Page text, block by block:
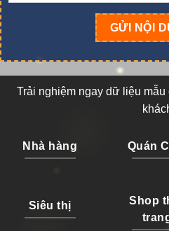
Trải nghiệm ngay dữ liệu
Nhà hàng Quán
Siêu thị
Shop